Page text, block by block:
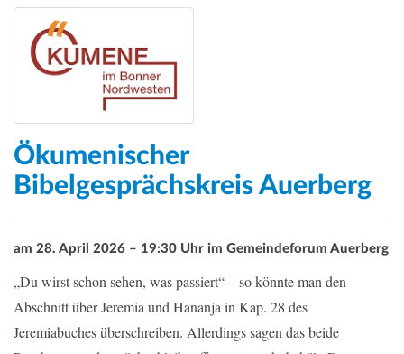
Ökumenischer
Bibelgesprächskreis Auerberg
am 28. April 2026 – 19:30 Uhr im Gemeindeforum Auerberg
„Du wirst schon sehen, was passiert“ – so könnte man den
Abschnitt über Jeremia und Hananja in Kap. 28 des
Jeremiabuches überschreiben. Allerdings sagen das beide